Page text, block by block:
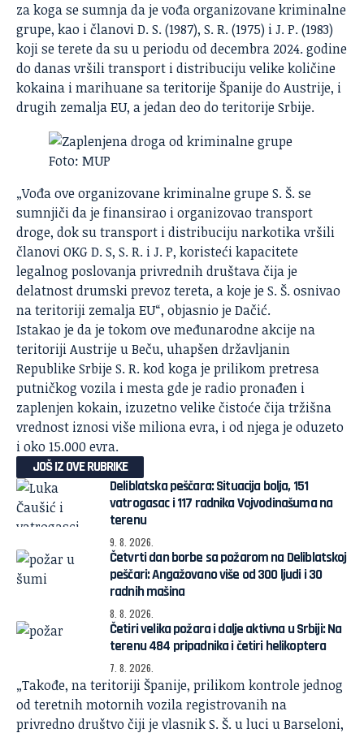
za koga se sumnja da je vođa organizovane kriminalne
grupe, kao i članovi D. S. (1987), S. R. (1975) i J. P. (1983)
koji se terete da su u periodu od decembra 2024. godine
do danas vršili transport i distribuciju velike količine
kokaina i marihuane sa teritorije Španije do Austrije, i
drugih zemalja EU, a jedan deo do teritorije Srbije.
Foto: MUP
„Vođa ove organizovane kriminalne grupe S. Š. se
sumnjiči da je finansirao i organizovao transport
droge, dok su transport i distribuciju narkotika vršili
članovi OKG D. S, S. R. i J. P, koristeći kapacitete
legalnog poslovanja privrednih društava čija je
delatnost drumski prevoz tereta, a koje je S. Š. osnivao
na teritoriji zemalja EU“, objasnio je Dačić.
Istakao je da je tokom ove međunarodne akcije na
teritoriji Austrije u Beču, uhapšen državljanin
Republike Srbije S. R. kod koga je prilikom pretresa
putničkog vozila i mesta gde je radio pronađen i
zaplenjen kokain, izuzetno velike čistoće čija tržišna
vrednost iznosi više miliona evra, i od njega je oduzeto
i oko 15.000 evra.
JOŠ IZ OVE RUBRIKE
Deliblatska peščara: Situacija bolja, 151
vatrogasac i 117 radnika Vojvodinašuma na
terenu
9. 8. 2026.
Četvrti dan borbe sa požarom na Deliblatskoj
peščari: Angažovano više od 300 ljudi i 30
radnih mašina
8. 8. 2026.
Četiri velika požara i dalje aktivna u Srbiji: Na
terenu 484 pripadnika i četiri helikoptera
7. 8. 2026.
„Takođe, na teritoriji Španije, prilikom kontrole jednog
od teretnih motornih vozila registrovanih na
privredno društvo čiji je vlasnik S. Š. u luci u Barseloni,